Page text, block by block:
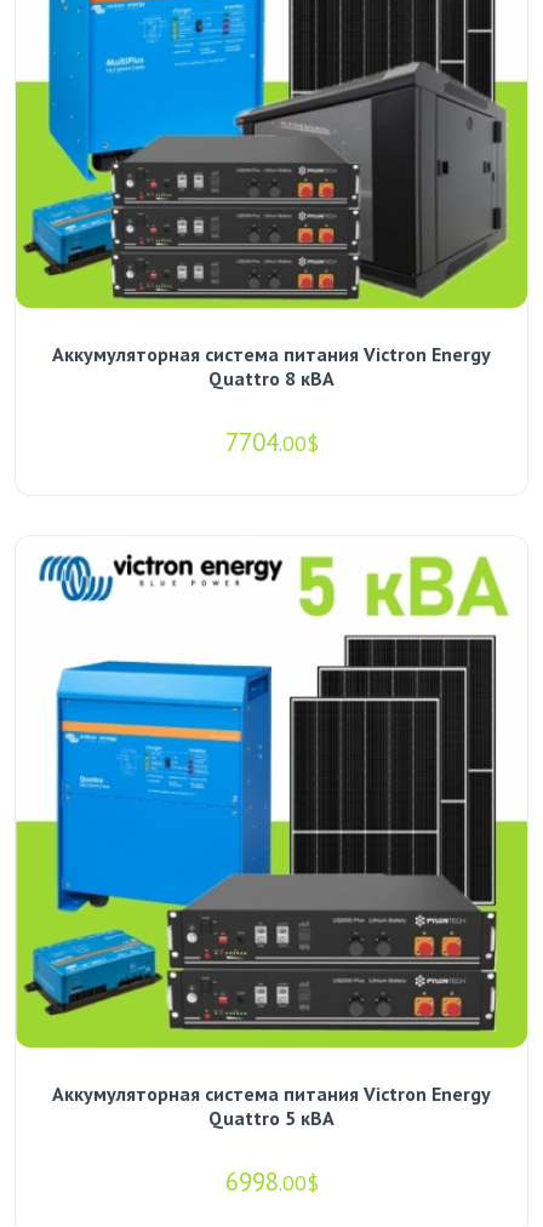
Аккумуляторная система питания Victron Energy
Quattro 8 кВА
7704.00$
Аккумуляторная система питания Victron Energy
Quattro 5 кВА
6998.00$